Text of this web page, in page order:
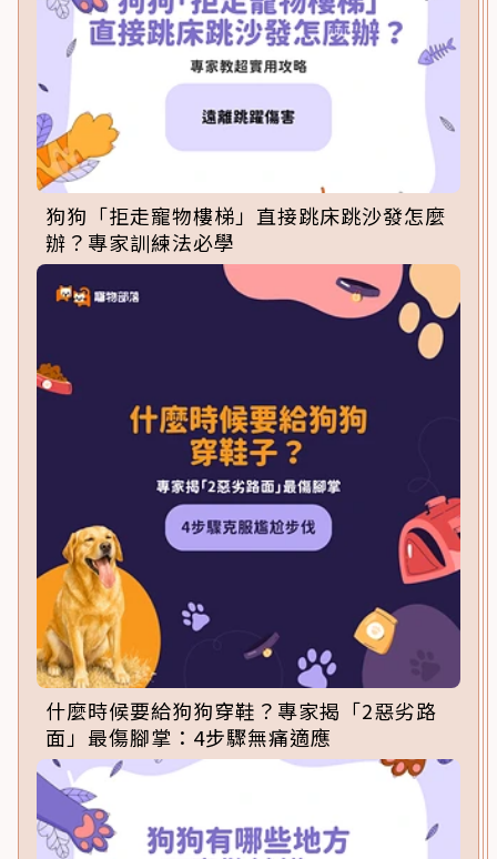
狗狗「拒走寵物樓梯」直接跳床跳沙發怎麼
辦？專家訓練法必學
什麼時候要給狗狗穿鞋？專家揭「2惡劣路
面」最傷腳掌：4步驟無痛適應